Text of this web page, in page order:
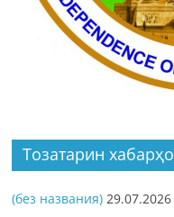
Тозатарин хабарҳо
(без названия) 29.07.2026